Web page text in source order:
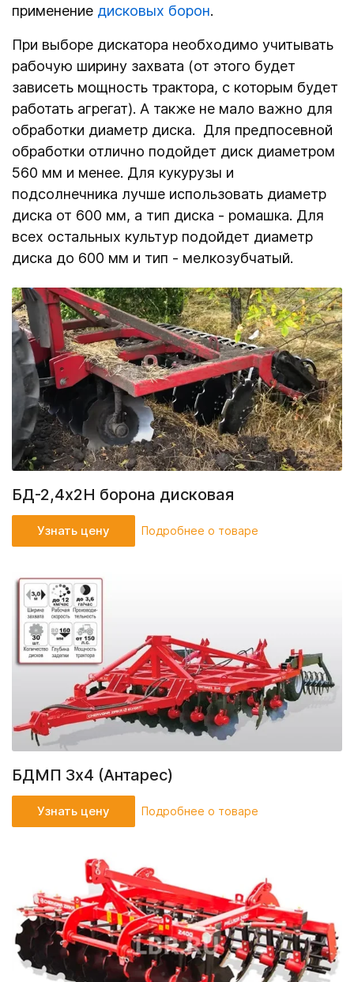
применение дисковых борон.
При выборе дискатора необходимо учитывать
рабочую ширину захвата (от этого будет
зависеть мощность трактора, с которым будет
работать агрегат). А также не мало важно для
обработки диаметр диска. Для предпосевной
обработки отлично подойдет диск диаметром
560 мм и менее. Для кукурузы и
подсолнечника лучше использовать диаметр
диска от 600 мм, а тип диска - ромашка. Для
всех остальных культур подойдет диаметр
диска до 600 мм и тип - мелкозубчатый.
БД-2,4х2Н борона дисковая
Узнать цену Подробнее о товаре
БДМП 3x4 (Антарес)
Узнать цену Подробнее о товаре